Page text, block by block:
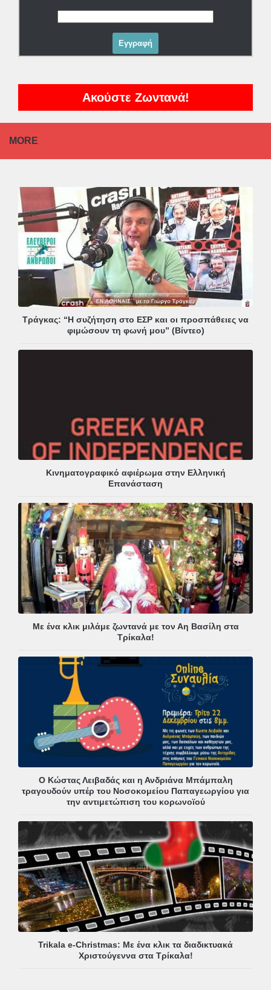
Ακούστε Ζωντανά!
MORE
Τράγκας: “Η συζήτηση στο ΕΣΡ και οι προσπάθειες να
φιμώσουν τη φωνή μου” (Βίντεο)
Κινηματογραφικό αφιέρωμα στην Ελληνική
Επανάσταση
Με ένα κλικ μιλάμε ζωντανά με τον Αη Βασίλη στα
Τρίκαλα!
Ο Κώστας Λειβαδάς και η Ανδριάνα Μπάμπαλη
τραγουδούν υπέρ του Νοσοκομείου Παπαγεωργίου για
την αντιμετώπιση του κορωνοϊού
Trikala e-Christmas: Με ένα κλικ τα διαδικτυακά
Χριστούγεννα στα Τρίκαλα!